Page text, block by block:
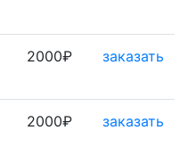
2000₽ заказать
2000₽ заказать